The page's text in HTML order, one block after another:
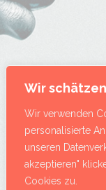
Wir
Wir verwenden
personalisierte
unseren
akzeptieren"
Cookies zu.